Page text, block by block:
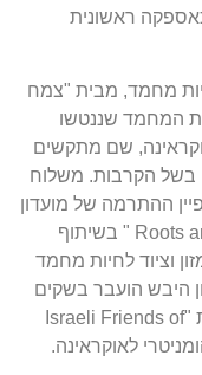
ראשונית
מחמד, מבית "צמח
המחמד שננטשו
, שם מתקשים
בשל הקרבות. משלוח
ההתרמה של מועדון
בשיתוף
וציוד לחיות מחמד
היבש הועבר בשקים
"Israeli Friends of
לאוקראינה.